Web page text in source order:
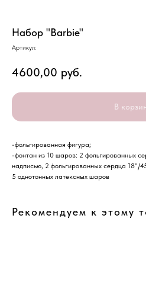
Набор "Barbie"
Артикул:
4600,00 руб.
В
-фольгированная фигура;
-фонтан из 10 шаров: 2 фольгированных
надписью, 2 фольгированных сердца 18"/
5 однотонных латексных шаров
Рекомендуем к этому